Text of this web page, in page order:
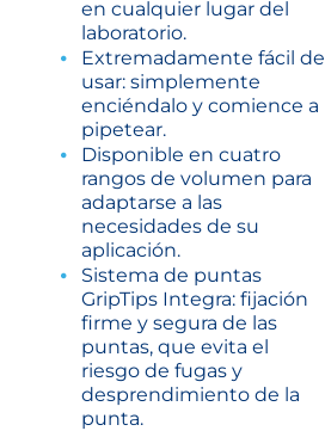
en cualquier lugar del
laboratorio.
Extremadamente fácil de
usar: simplemente
enciéndalo y comience a
pipetear.
Disponible en cuatro
rangos de volumen para
adaptarse a las
necesidades de su
aplicación.
Sistema de puntas
GripTips Integra: fijación
firme y segura de las
puntas, que evita el
riesgo de fugas y
desprendimiento de la
punta.